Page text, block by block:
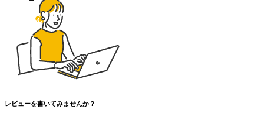
レビューを書いてみませんか？